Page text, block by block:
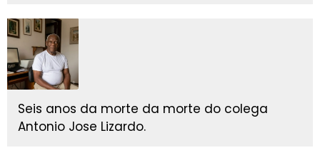
Seis anos da morte da morte do colega
Antonio Jose Lizardo.